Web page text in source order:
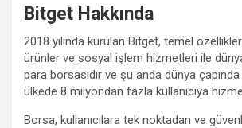
Bitget Hakkında
2018 yılında kurulan Bitget, temel
ürünler ve sosyal işlem hizmetleri ile
para borsasıdır ve şu anda dünya
ülkede 8 milyondan fazla kullanıcıya
Borsa, kullanıcılara tek noktadan ve